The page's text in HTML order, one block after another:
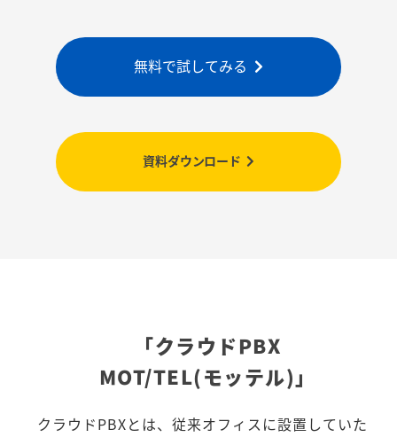
無料で試してみる
資料ダウンロード
「クラウドPBX
MOT/TEL(モッテル)」
クラウドPBXとは、従来オフィスに設置していた